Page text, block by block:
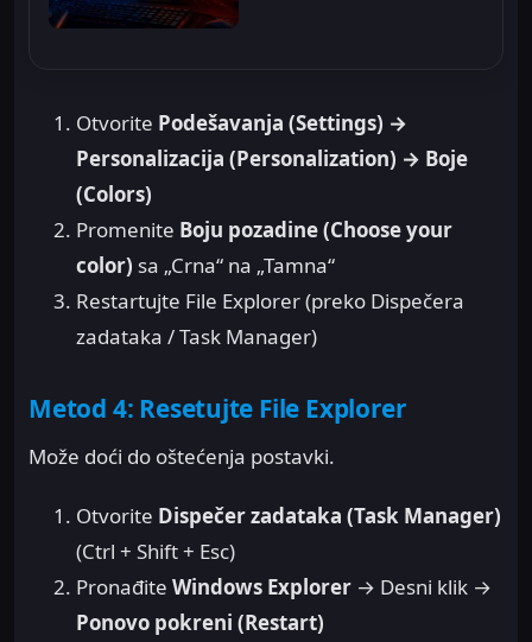
Otvorite Podešavanja (Settings) →
Personalizacija (Personalization) → Boje
(Colors)
Promenite Boju pozadine (Choose your
color) sa „Crna“ na „Tamna“
Restartujte File Explorer (preko Dispečera
zadataka / Task Manager)
Metod 4: Resetujte File Explorer
Može doći do oštećenja postavki.
Otvorite Dispečer zadataka (Task Manager)
(Ctrl + Shift + Esc)
Pronađite Windows Explorer → Desni klik →
Ponovo pokreni (Restart)